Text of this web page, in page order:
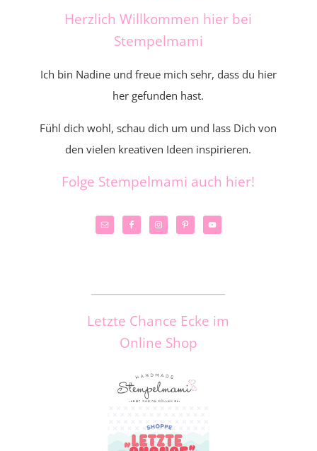
Herzlich Willkommen hier bei
Stempelmami
Ich bin Nadine und freue mich sehr, dass du hier
her gefunden hast.
Fühl dich wohl, schau dich um und lass Dich von
den vielen kreativen Ideen inspirieren.
Folge Stempelmami auch hier!
Letzte Chance Ecke im
Online Shop